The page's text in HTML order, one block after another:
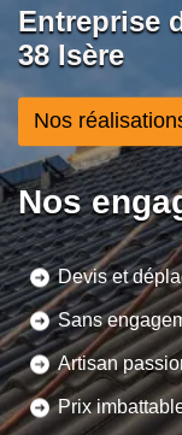
Entreprise
38 Isère
Nos
Nos
Devis et
Sans
Artisan
Prix